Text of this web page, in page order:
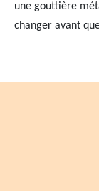
une gouttière
changer avant